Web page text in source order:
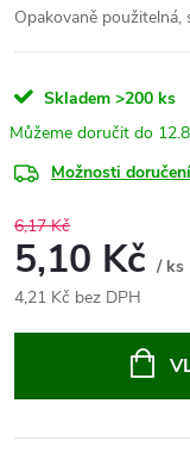
Opakovaně použitelná,
Skladem >200 ks
Možnosti doručení
6,17 Kč
5,10 Kč / ks
4,21 Kč bez DPH